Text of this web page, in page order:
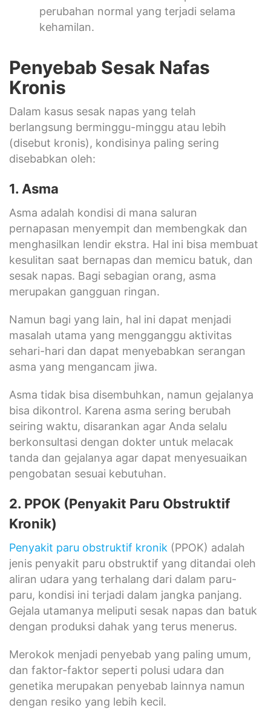
perubahan normal yang terjadi selama
kehamilan.
Penyebab Sesak Nafas
Kronis
Dalam kasus sesak napas yang telah
berlangsung berminggu-minggu atau lebih
(disebut kronis), kondisinya paling sering
disebabkan oleh:
1. Asma
Asma adalah kondisi di mana saluran
pernapasan menyempit dan membengkak dan
menghasilkan lendir ekstra. Hal ini bisa membuat
kesulitan saat bernapas dan memicu batuk, dan
sesak napas. Bagi sebagian orang, asma
merupakan gangguan ringan.
Namun bagi yang lain, hal ini dapat menjadi
masalah utama yang mengganggu aktivitas
sehari-hari dan dapat menyebabkan serangan
asma yang mengancam jiwa.
Asma tidak bisa disembuhkan, namun gejalanya
bisa dikontrol. Karena asma sering berubah
seiring waktu, disarankan agar Anda selalu
berkonsultasi dengan dokter untuk melacak
tanda dan gejalanya agar dapat menyesuaikan
pengobatan sesuai kebutuhan.
2. PPOK (Penyakit Paru Obstruktif
Kronik)
Penyakit paru obstruktif kronik (PPOK) adalah
jenis penyakit paru obstruktif yang ditandai oleh
aliran udara yang terhalang dari dalam paru-
paru, kondisi ini terjadi dalam jangka panjang.
Gejala utamanya meliputi sesak napas dan batuk
dengan produksi dahak yang terus menerus.
Merokok menjadi penyebab yang paling umum,
dan faktor-faktor seperti polusi udara dan
genetika merupakan penyebab lainnya namun
dengan resiko yang lebih kecil.